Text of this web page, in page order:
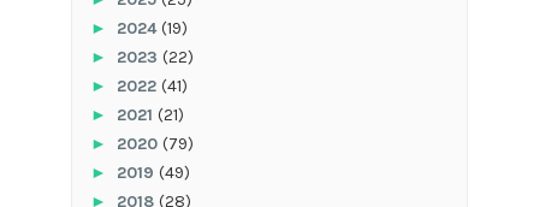
► 2024(19)
► 2023 (22)
► 2022 (41)
► 2021 (21)
► 2020 (79)
► 2019 (49)
► 2018 (28)